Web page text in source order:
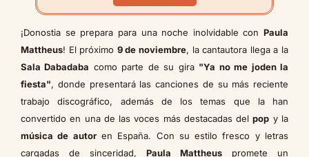
¡Donostia se prepara para una noche inolvidable con Paula
Mattheus! El próximo 9 de noviembre, la cantautora llega a la
Sala Dabadaba como parte de su gira "Ya no me joden la
fiesta", donde presentará las canciones de su más reciente
trabajo discográfico, además de los temas que la han
convertido en una de las voces más destacadas delpop y la
música de autoren España. Con su estilo fresco y letras
cargadas de sinceridad, Paula Mattheus promete un